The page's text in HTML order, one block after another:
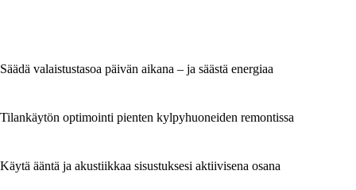
Säädä valaistustasoa päivän aikana – ja säästä energiaa
Tilankäytön optimointi pienten kylpyhuoneiden remontissa
Käytä ääntä ja akustiikkaa sisustuksesi aktiivisena osana